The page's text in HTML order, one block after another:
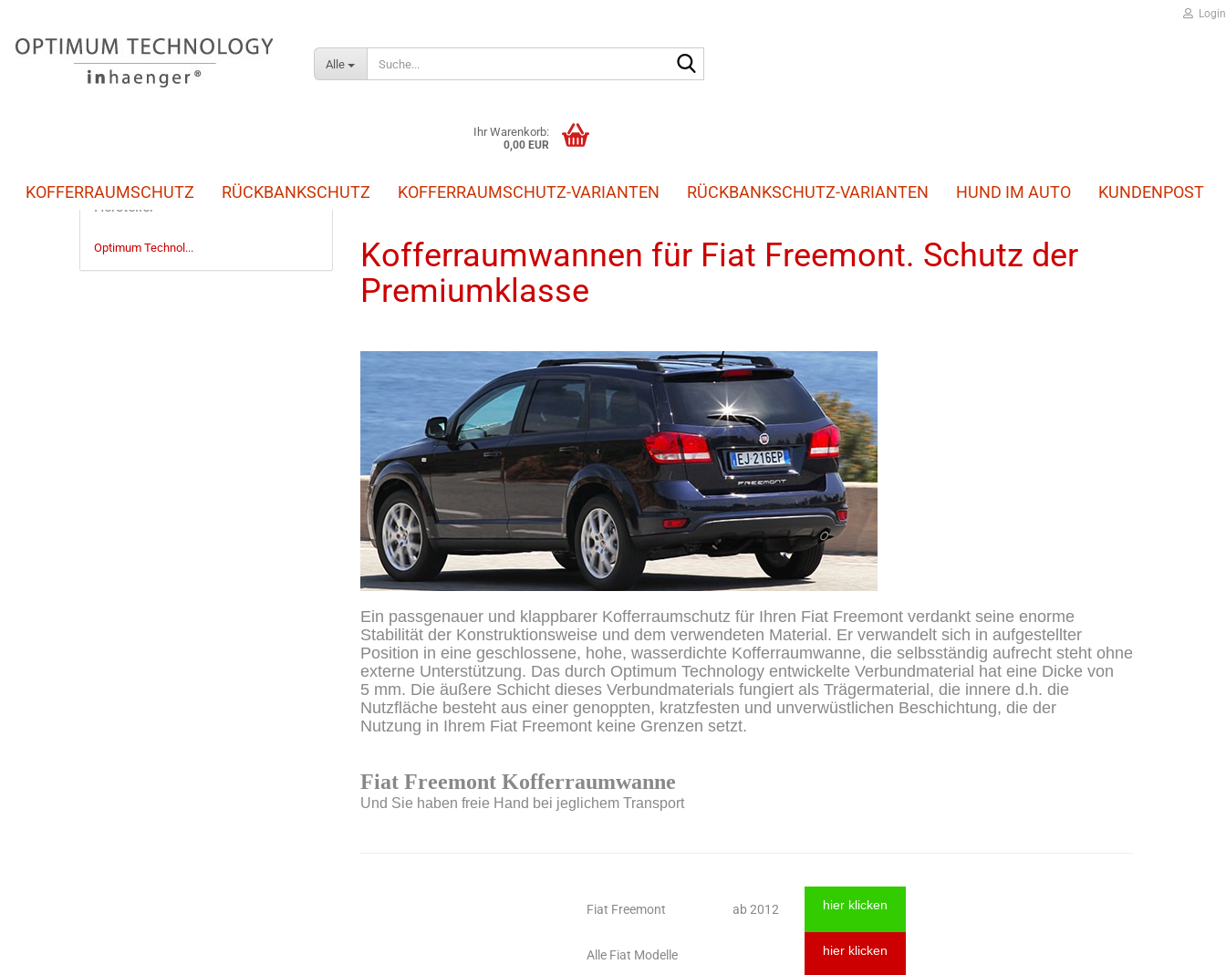
Login
Alle
Ihr Warenkorb:
0,00 EUR
KOFFERRAUMSCHUTZ RÜCKBANKSCHUTZ KOFFERRAUMSCHUTZ-VARIANTEN RÜCKBANKSCHUTZ-VARIANTEN HUND IM AUTO KUNDENPOST
Startseite » Kofferraumschutz » Fiat » Freemont
Kofferraumwannen für Fiat Freemont. Schutz der
Premiumklasse
Ein passgenauer und klappbarer Kofferraumschutz für Ihren Fiat Freemont verdankt seine enorme
Stabilität der Konstruktionsweise und dem verwendeten Material. Er verwandelt sich in aufgestellter
Position in eine geschlossene, hohe, wasserdichte Kofferraumwanne, die selbsständig aufrecht steht ohne
externe Unterstützung. Das durch Optimum Technology entwickelte Verbundmaterial hat eine Dicke von
5 mm. Die äußere Schicht dieses Verbundmaterials fungiert als Trägermaterial, die innere d.h. die
Nutzfläche besteht aus einer genoppten, kratzfesten und unverwüstlichen Beschichtung, die der
Nutzung in Ihrem Fiat Freemont keine Grenzen setzt.
Fiat Freemont Kofferraumwanne
Und Sie haben freie Hand bei jeglichem Transport
Fiat Freemont ab 2012 hier klicken
Alle Fiat Modelle hier klicken
Hersteller
Optimum Technol...